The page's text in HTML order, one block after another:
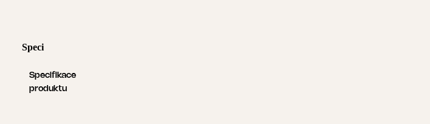
Specifikace produktu
Specifikace
produktu